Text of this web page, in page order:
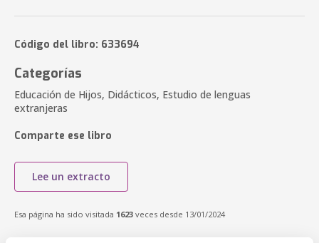
Código del libro: 633694
Categorías
Educación de Hijos, Didácticos, Estudio de lenguas
extranjeras
Comparte ese libro
Lee un extracto
Esa página ha sido visitada 1623 veces desde 13/01/2024